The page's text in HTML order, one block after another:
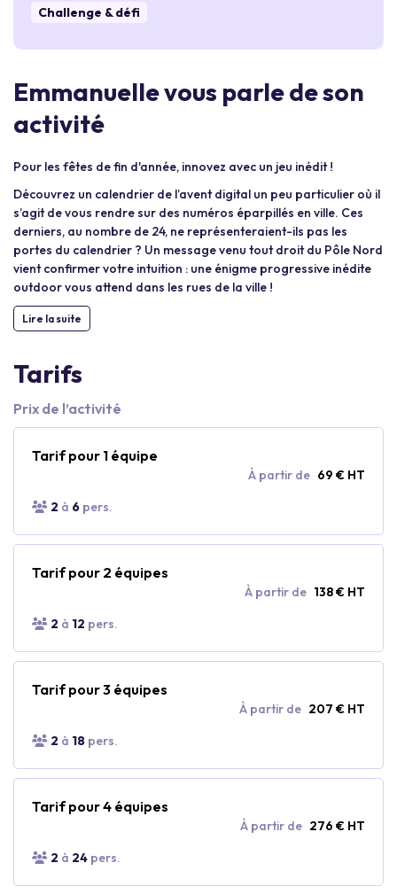
Challenge & défi
Emmanuelle vous parle de son
activité
Pour les fêtes de fin d'année, innovez avec un jeu inédit !
Découvrez un calendrier de l’avent digital un peu particulier où il
s’agit de vous rendre sur des numéros éparpillés en ville. Ces
derniers, au nombre de 24, ne représenteraient-ils pas les
portes du calendrier ? Un message venu tout droit du Pôle Nord
vient confirmer votre intuition : une énigme progressive inédite
outdoor vous attend dans les rues de la ville !
Lire la suite
Tarifs
Prix de l’activité
Tarif pour 1 équipe
À partir de 69 € HT
2 à 6 pers.
Tarif pour 2 équipes
À partir de 138 € HT
2 à 12 pers.
Tarif pour 3 équipes
À partir de 207 € HT
2 à 18 pers.
Tarif pour 4 équipes
À partir de 276 € HT
2 à 24 pers.